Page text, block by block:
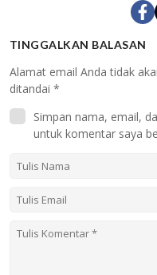
TINGGALKAN BALASAN
Alamat email Anda tidak
ditandai *
Simpan nama, email,
untuk komentar saya